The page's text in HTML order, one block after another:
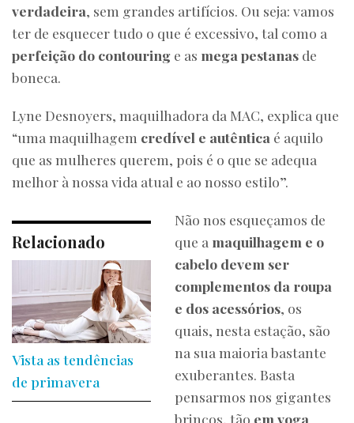
verdadeira, sem grandes artifícios. Ou seja: vamos
ter de esquecer tudo o que é excessivo, tal como a
perfeição do contouring e as mega pestanas de
boneca.
Lyne Desnoyers, maquilhadora da MAC, explica que
“uma maquilhagem credível e autêntica é aquilo
que as mulheres querem, pois é o que se adequa
melhor à nossa vida atual e ao nosso estilo”.
Relacionado
Vista as tendências
de primavera
Não nos esqueçamos de
que a maquilhagem e o
cabelo devem ser
complementos da roupa
e dos acessórios, os
quais, nesta estação, são
na sua maioria bastante
exuberantes. Basta
pensarmos nos gigantes
brincos, tão em voga